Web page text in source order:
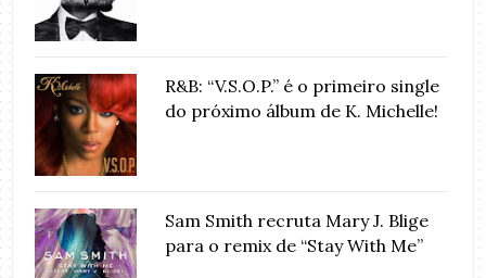
R&B: “V.S.O.P.” é o primeiro single
do próximo álbum de K. Michelle!
Sam Smith recruta Mary J. Blige
para o remix de “Stay With Me”